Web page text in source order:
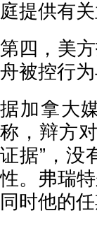
庭提供有
第四，美
舟被控行
据加拿大
称，辩方
证据”，没
性。弗瑞
同时他的